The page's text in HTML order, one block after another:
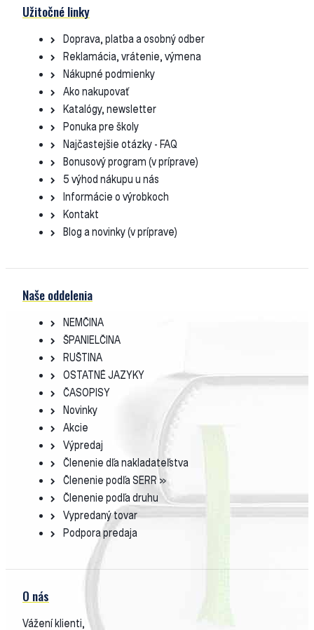
Užitočné linky
Doprava, platba a osobný odber
Reklamácia, vrátenie, výmena
Nákupné podmienky
Ako nakupovať
Katalógy, newsletter
Ponuka pre školy
Najčastejšie otázky - FAQ
Bonusový program (v príprave)
5 výhod nákupu u nás
Informácie o výrobkoch
Kontakt
Blog a novinky (v príprave)
Naše oddelenia
NEMČINA
ŠPANIELČINA
RUŠTINA
OSTATNÉ JAZYKY
ČASOPISY
Novinky
Akcie
Výpredaj
Členenie dľa nakladateľstva
Členenie podľa SERR »
Členenie podľa druhu
Vypredaný tovar
Podpora predaja
O nás
Vážení klienti,